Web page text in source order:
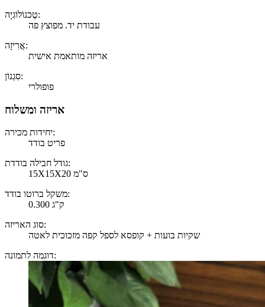
טֶכנוֹלוֹגִיָה:
עבודת יד. מפוצץ פה
אֲרִיזָה:
אריזה מותאמת אישית
סִגְנוֹן:
פופולרי
אריזה ומשלוח
יחידות מכירה:
פריט בודד
גודל חבילה בודדת:
15X15X20 ס"מ
משקל ברוטו בודד:
0.300 ק"ג
סוג האריזה:
שקיות בועות + קופסא לספל קפה מזכוכית לאטה
דוגמה לתמונה: